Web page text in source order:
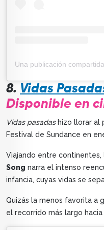
Una publicación
8. Vidas
Disponible en
Vidas pasadashizo llorar al
Festival de Sundance en
Viajando entre
Song narra el intenso
infancia, cuyas vidas se
Quizás la menos favorita a
el recorrido más largo